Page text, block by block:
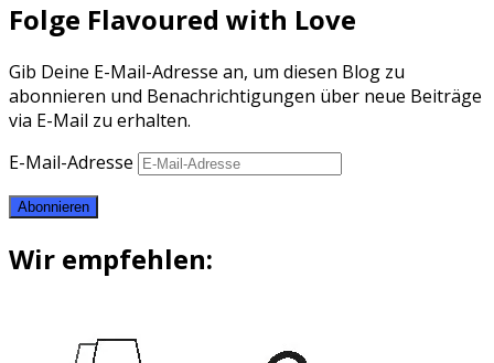
Folge Flavoured with Love
Gib Deine E-Mail-Adresse an, um diesen Blog zu
abonnieren und Benachrichtigungen über neue Beiträge
via E-Mail zu erhalten.
E-Mail-Adresse
Abonnieren
Wir empfehlen: